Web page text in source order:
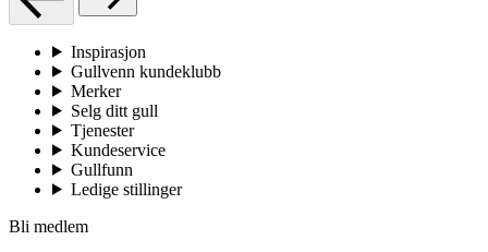
Inspirasjon
Gullvenn kundeklubb
Merker
Selg ditt gull
Tjenester
Kundeservice
Gullfunn
Ledige stillinger
Bli medlem